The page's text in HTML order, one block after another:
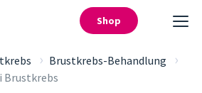
Shop
› Brustkrebs-Behandlung ›
Brustkrebs